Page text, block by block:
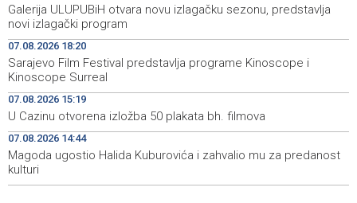
19:21 Announcement of events for Saturday, 8 August 2026
19:10
Rudari Milanovića ubijedili da ode kući, Memčić se već
ponovo vratio u jamu 'Raspotočje'
19:03
Sarajevo Film Festival presents Kinoscope and
Kinoscope Surreal programs
19:00 Najave događaja za 8. 8. 2026. godine (subota)
Galerija ULUPUBiH otvara novu izlagačku sezonu, predstavlja
novi izlagački program
07.08.2026 18:20
Sarajevo Film Festival predstavlja programe Kinoscope i
Kinoscope Surreal
07.08.2026 15:19
U Cazinu otvorena izložba 50 plakata bh. filmova
07.08.2026 14:44
Magoda ugostio Halida Kuburovića i zahvalio mu za predanost
kulturi